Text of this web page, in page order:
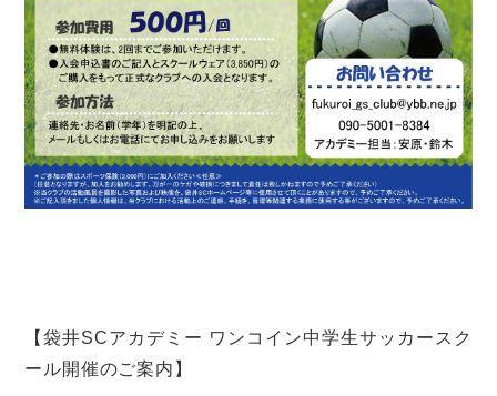
【袋井SCアカデミー ワンコイン中学生サッカースク
ール開催のご案内】